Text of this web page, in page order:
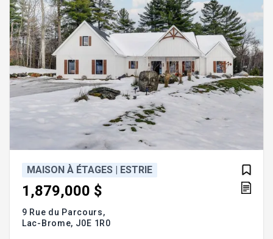
MAISON À ÉTAGES | ESTRIE
1,879,000 $
9 Rue du Parcours,
Lac-Brome, J0E 1R0